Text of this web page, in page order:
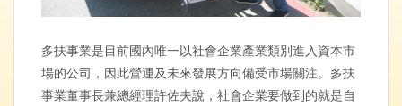
多扶事業是目前國內唯一以社會企業產業類別進入資本市
場的公司，因此營運及未來發展方向備受市場關注。多扶
事業董事長兼總經理許佐夫說，社會企業要做到的就是自